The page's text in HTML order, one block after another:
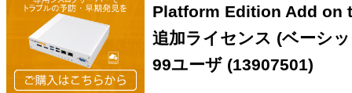
Platform Edition Add on
追加ライセンス (ベーシ
99ユーザ (13907501)